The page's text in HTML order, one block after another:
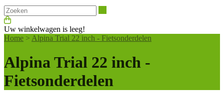
Uw winkelwagen is leeg!
Home > Alpina Trial 22 inch - Fietsonderdelen
Alpina Trial 22 inch -
Fietsonderdelen